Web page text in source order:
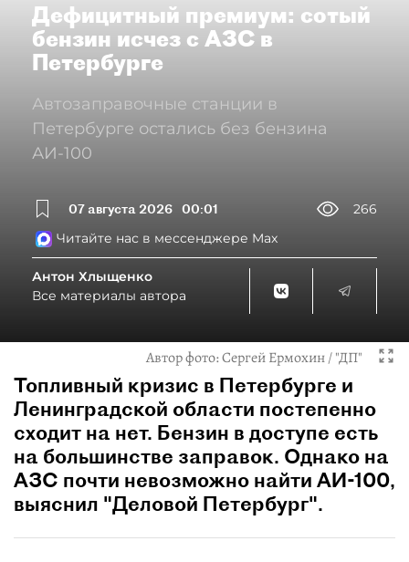
Дефицитный премиум: сотый
бензин исчез с АЗС в
Петербурге
Автозаправочные станции в
Петербурге остались без бензина
АИ-100
07 августа 2026 00:01
266
Читайте нас в мессенджере Max
Антон Хлыщенко
Все материалы автора
Автор фото:Сергей Ермохин / "ДП"
Топливный кризис в Петербурге и
Ленинградской области постепенно
сходит на нет. Бензин в доступе есть
на большинстве заправок. Однако на
АЗС почти невозможно найти АИ-100,
выяснил "Деловой Петербург".